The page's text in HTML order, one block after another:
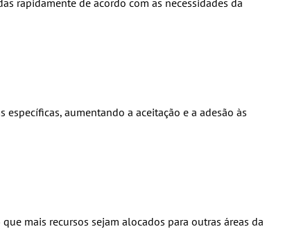
aumentando a aceitação e a adesão às
mais recursos sejam alocados para outras áreas da